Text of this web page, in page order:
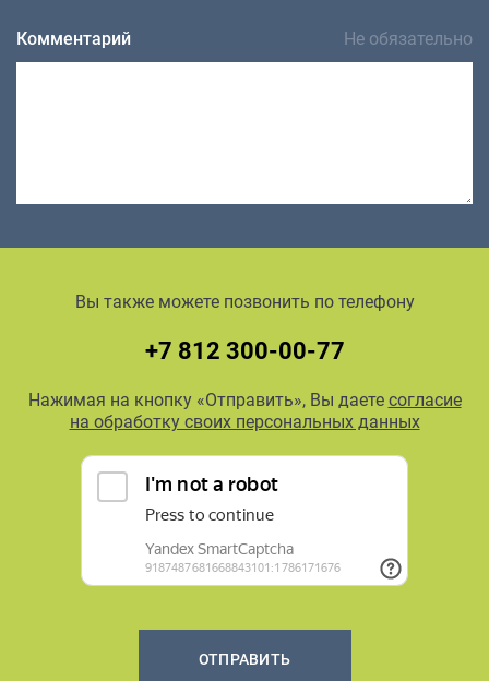
Комментарий Не обязательно
Вы также можете позвонить по телефону
+7 812 300-00-77
Нажимая на кнопку «Отправить», Вы даете согласие
на обработку своих персональных данных
ОТПРАВИТЬ